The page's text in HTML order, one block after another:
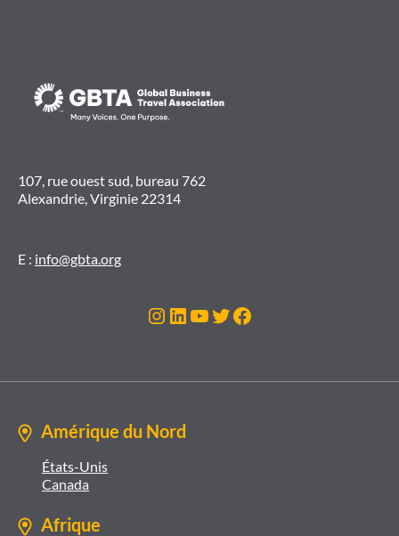
107, rue ouest sud, bureau 762
Alexandrie, Virginie 22314
E : info@gbta.org
Instagram
LinkedIn
YouTube
Twitter
Facebook
Amérique du Nord
États-Unis
Canada
Afrique